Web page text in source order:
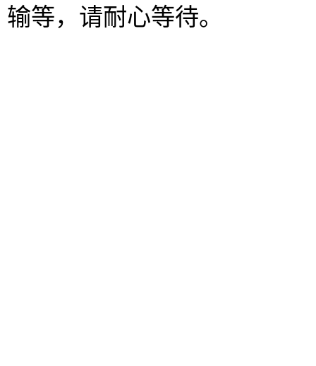
输等，请耐心等待。